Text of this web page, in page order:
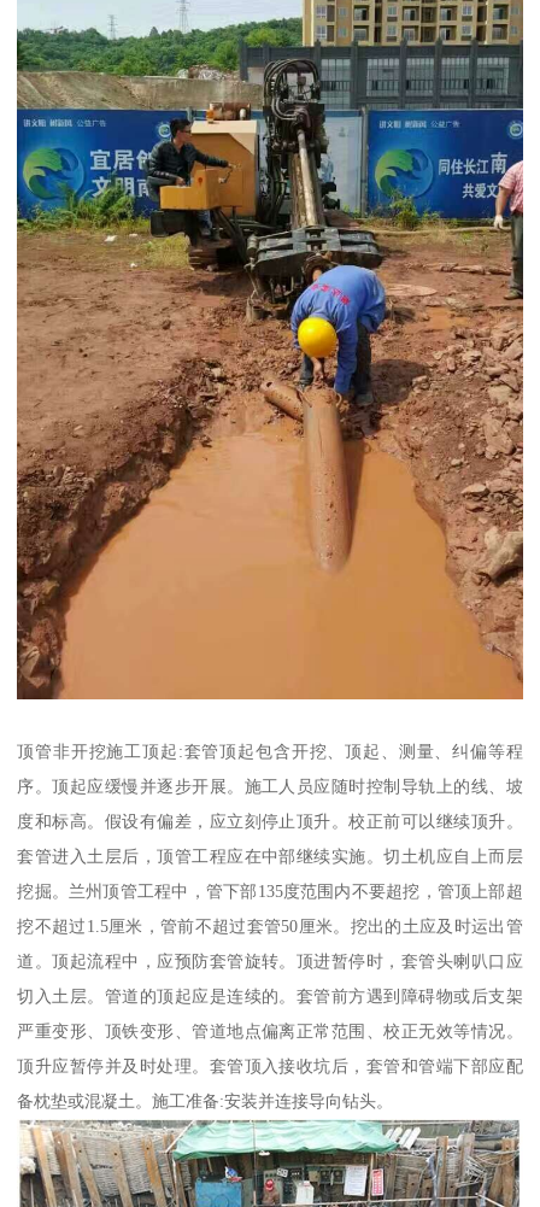
顶管非开挖施工顶起:套管顶起包含开挖、顶起、测量、纠偏等程
序。顶起应缓慢并逐步开展。施工人员应随时控制导轨上的线、坡
度和标高。假设有偏差，应立刻停止顶升。校正前可以继续顶升。
套管进入土层后，顶管工程应在中部继续实施。切土机应自上而层
挖掘。兰州顶管工程中，管下部135度范围内不要超挖，管顶上部超
挖不超过1.5厘米，管前不超过套管50厘米。挖出的土应及时运出管
道。顶起流程中，应预防套管旋转。顶进暂停时，套管头喇叭口应
切入土层。管道的顶起应是连续的。套管前方遇到障碍物或后支架
严重变形、顶铁变形、管道地点偏离正常范围、校正无效等情况。
顶升应暂停并及时处理。套管顶入接收坑后，套管和管端下部应配
备枕垫或混凝土。施工准备:安装并连接导向钻头。